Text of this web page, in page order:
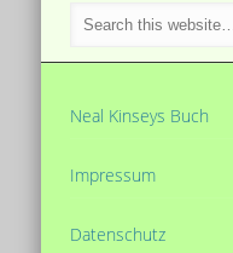
Neal Kinseys Buch
Impressum
Datenschutz